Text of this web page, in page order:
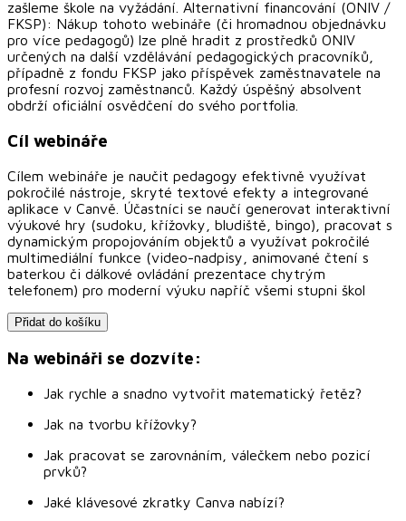
zašleme škole na vyžádání. Alternativní financování (ONIV /
FKSP): Nákup tohoto webináře (či hromadnou objednávku
pro více pedagogů) lze plně hradit z prostředků ONIV
určených na další vzdělávání pedagogických pracovníků,
případně z fondu FKSP jako příspěvek zaměstnavatele na
profesní rozvoj zaměstnanců. Každý úspěšný absolvent
obdrží oficiální osvědčení do svého portfolia.
Cíl webináře
Cílem webináře je naučit pedagogy efektivně využívat
pokročilé nástroje, skryté textové efekty a integrované
aplikace v Canvě. Účastníci se naučí generovat interaktivní
výukové hry (sudoku, křížovky, bludiště, bingo), pracovat s
dynamickým propojováním objektů a využívat pokročilé
multimediální funkce (video-nadpisy, animované čtení s
baterkou či dálkové ovládání prezentace chytrým
telefonem) pro moderní výuku napříč všemi stupni škol
Přidat do košíku
Na webináři se dozvíte:
Jak rychle a snadno vytvořit matematický řetěz?
Jak na tvorbu křížovky?
Jak pracovat se zarovnáním, válečkem nebo pozicí
prvků?
Jaké klávesové zkratky Canva nabízí?